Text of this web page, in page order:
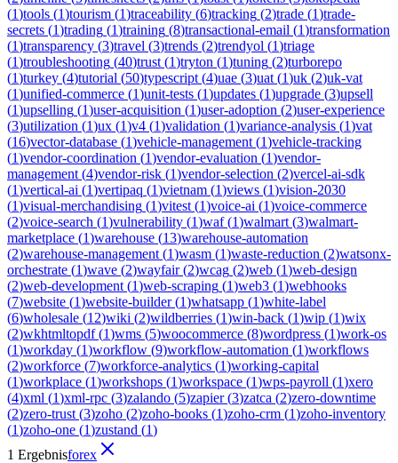
(1)tools (1)tourism (1)traceability (6)tracking (2)trade (1)trade-
secrets (1)trading (1)training (8)transactional-email (1)transformation
(1)transparency (3)travel (3)trends (2)trendyol (1)triage
(1)troubleshooting (40)trust (1)tryton (1)tuning (2)turborepo
(1)turkey (4)tutorial (50)typescript (4)uae (3)uat (1)uk (2)uk-vat
(1)unified-commerce (1)unit-tests (1)updates (1)upgrade (3)upsell
(1)upselling (1)user-acquisition (1)user-adoption (2)user-experience
(3)utilization (1)ux (1)v4 (1)validation (1)variance-analysis (1)vat
(16)vector-database (1)vehicle-management (1)vehicle-tracking
(1)vendor-coordination (1)vendor-evaluation (1)vendor-
management (4)vendor-risk (1)vendor-selection (2)vercel-ai-sdk
(1)vertical-ai (1)vertipaq (1)vietnam (1)views (1)vision-2030
(1)visual-merchandising (1)vitest (1)voice-ai (1)voice-commerce
(2)voice-search (1)vulnerability (1)waf(1)walmart (3)walmart-
marketplace (1)warehouse (13)warehouse-automation
(2)warehouse-management (1)wasm (1)waste-reduction (2)watsonx-
orchestrate (1)wave (2)wayfair(2)wcag (2)web (1)web-design
(2)web-development (1)web-scraping (1)web3 (1)webhooks
(7)website (1)website-builder(1)whatsapp (1)white-label
(6)wholesale (12)wiki (2)wildberries (1)win-back (1)wip (1)wix
(2)wkhtmltopdf(1)wms (5)woocommerce (8)wordpress (1)work-os
(1)workday (1)workflow (9)workflow-automation (1)workflows
(2)workforce (7)workforce-analytics (1)working-capital
(1)workplace (1)workshops (1)workspace (1)wps-payroll (1)xero
(4)xml (1)xml-rpc (3)zalando (5)zapier(3)zatca (2)zero-downtime
(2)zero-trust (3)zoho (2)zoho-books (1)zoho-crm (1)zoho-inventory
(1)zoho-one (1)zustand (1)
1 Ergebnisforex